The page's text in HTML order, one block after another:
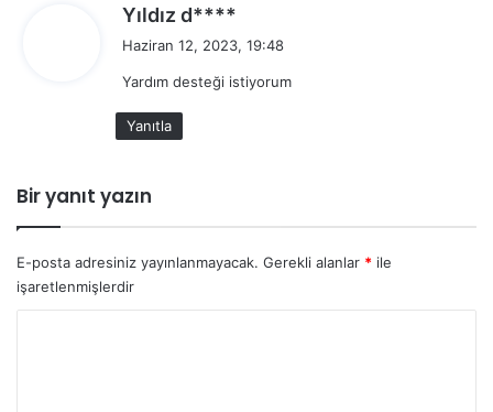
Yıldız d****
i
Haziran 12, 2023, 19:48
Yardım desteği istiyorum
Yanıtla
Bir yanıt yazın
E-posta adresiniz yayınlanmayacak. Gerekli alanlar * ile
işaretlenmişlerdir